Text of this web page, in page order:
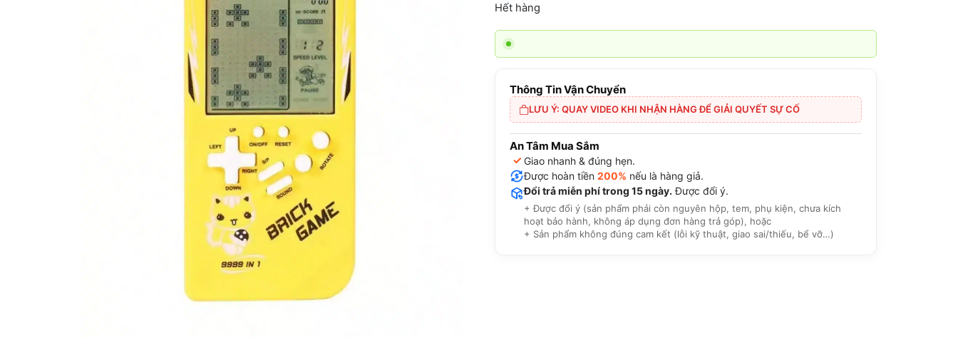
Hết hàng
Thông Tin Vận Chuyển
LƯU Ý: QUAY VIDEO KHI NHẬN HÀNG ĐỂ GIẢI QUYẾT SỰ CỐ
An Tâm Mua Sắm
✓ Giao nhanh & đúng hẹn.
Được hoàn tiền200% nếu là hàng giả.
Đổi trả miễn phí trong 15 ngày. Được đổi ý.
+ Được đổi ý (sản phẩm phải còn nguyên hộp, tem, phụ kiện, chưa kích
hoạt bảo hành, không áp dụng đơn hàng trả góp), hoặc
+ Sản phẩm không đúng cam kết (lỗi kỹ thuật, giao sai/thiếu, bể vỡ…)